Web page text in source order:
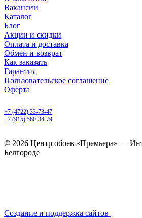
Вакансии
Каталог
Блог
Акции и скидки
Оплата и доставка
Обмен и возврат
Как заказать
Гарантия
Пользовательское соглашение
Оферта
+7 (4722) 33-73-47
+7 (915) 560-34-79
© 2026 Центр обоев «Премьера» —
Белгороде
Создание и поддержка сайтов